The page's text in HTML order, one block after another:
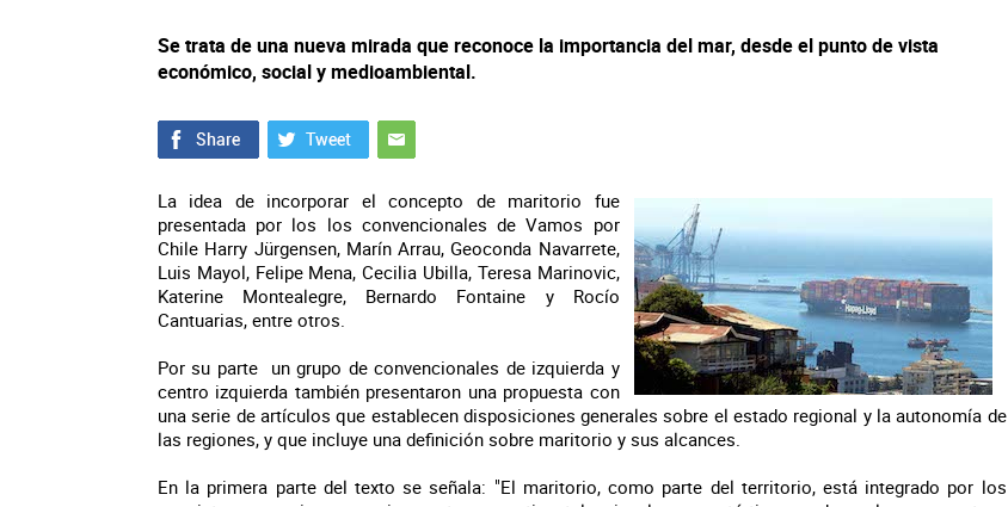
Se trata de una nueva mirada que reconoce la importancia del mar, desde el punto de vista
económico, social y medioambiental.
La idea de incorporar el concepto de maritorio fue
presentada por los los convencionales de Vamos por
Chile Harry Jürgensen, Marín Arrau, Geoconda Navarrete,
Luis Mayol, Felipe Mena, Cecilia Ubilla, Teresa Marinovic,
Katerine Montealegre, Bernardo Fontaine y Rocío
Cantuarias, entre otros.
Por su parte un grupo de convencionales de izquierda y
centro izquierda también presentaron una propuesta con
una serie de artículos que establecen disposiciones generales sobre el estado regional y la autonomía de
las regiones, y que incluye una definición sobre maritorio y sus alcances.
En la primera parte del texto se señala: "El maritorio, como parte del territorio, está integrado por los